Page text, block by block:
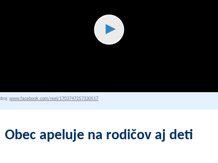
▶
www.facebook.com/reel/1703747257330517
Obec apeluje na rodičov aj deti